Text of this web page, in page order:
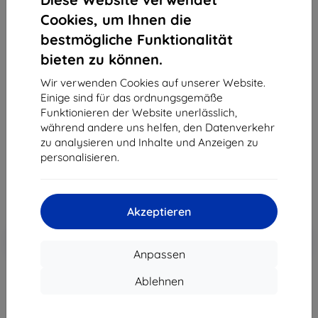
Cookies, um Ihnen die
bestmögliche Funktionalität
bieten zu können.
Wir verwenden Cookies auf unserer Website.
Einige sind für das ordnungsgemäße
Funktionieren der Website unerlässlich,
während andere uns helfen, den Datenverkehr
zu analysieren und Inhalte und Anzeigen zu
personalisieren.
Akzeptieren
Anpassen
Ablehnen
3MK Foil 1UP Xiaomi POCO X3 Pro Gaming-Folie,
3er-Set
Geeignet für: XIAOMI POCO X3 PRO
Produktbeschreibung
21,90 €
19,71 €
ohne MWSt
Rabatt mit Gutschein
In den